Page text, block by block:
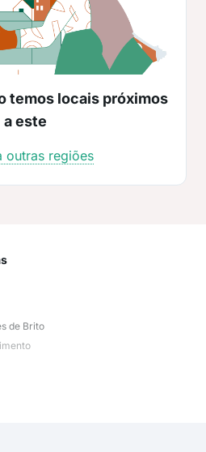
temos locais próximos
a este
outras regiões
de Brito